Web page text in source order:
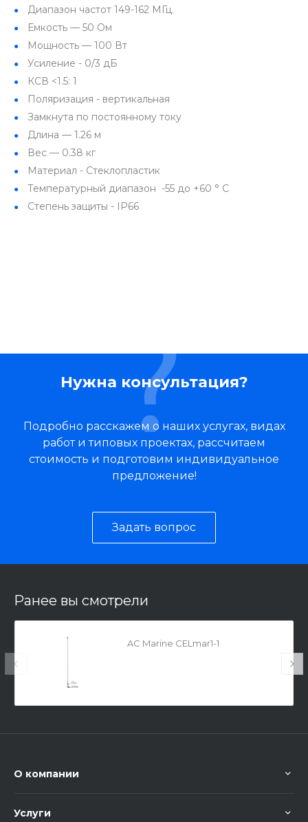
Диапазон частот 149-162 МГц.
Емкость — 50 Ом
Мощность — 100 Вт
Усиление - 0/3 дБ
КСВ <1.5: 1
Поляризация - вертикальная
Замкнута по постоянному току
Длина — 1.26 м
Вес — 0.38 кг
Материал - Стеклопластик
Температурный диапазон -55 до +60 ° C
Степень защиты - IP66
Нужна консультация?
Подробно расскажем о наших услугах, видах
работ и типовых проектах, рассчитаем
стоимость и подготовим индивидуальное
предложение!
Задать вопрос
Ранее вы смотрели
AC Marine CELmar1-1
О компании
Услуги